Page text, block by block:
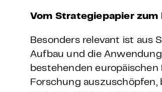
Vom Strategiepapier zum
Besonders relevant ist aus
Aufbau und die
bestehenden
Forschung auszuschöpfen,